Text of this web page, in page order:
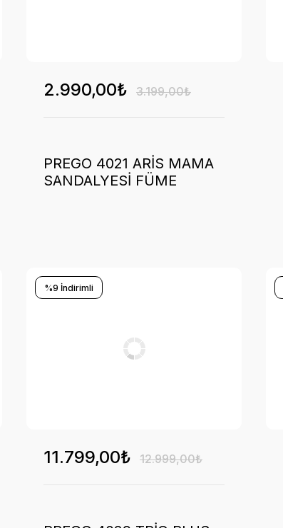
2.990,00₺ 3.199,00₺
PREGO 4021 ARİS MAMA
SANDALYESİ FÜME
%9 İndirimli
11.799,00₺ 12.999,00₺